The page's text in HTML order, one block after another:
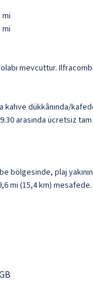
mevcuttur.
kahve dükkânında/
arasında ücretsiz tam
plaj
mi (15,4 km) mesafede.